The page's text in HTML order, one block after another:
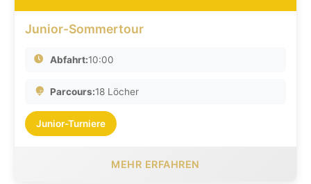
Junior-Sommertour
Abfahrt:10:00
Parcours:18 Löcher
Junior-Turniere
MEHR ERFAHREN